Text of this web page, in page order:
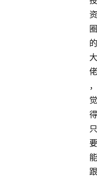
资
圈
的
大
佬
，
觉
得
只
要
能
跟